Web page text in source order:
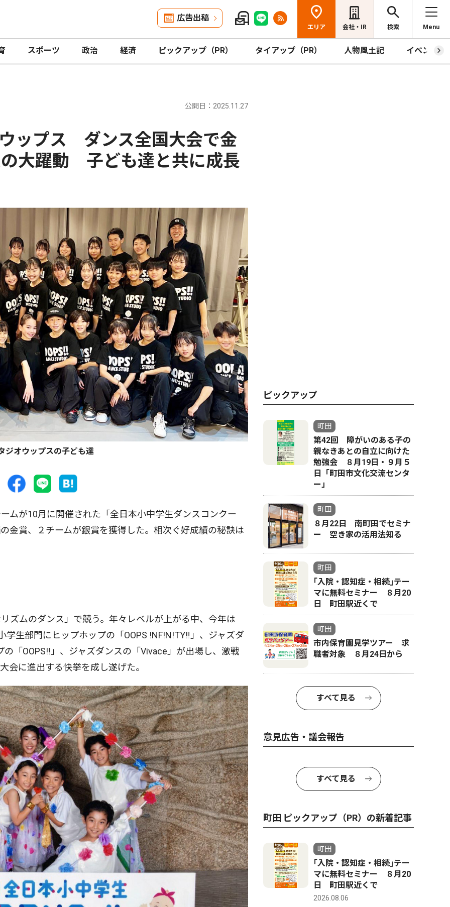
広告出稿
エリア 会社・IR 検索 Menu
スポーツ 政治 経済 ピックアップ（PR） タイアップ（PR） 人物風土記 イベント
公開日：2025.11.27
ップス ダンス全国大会で金
大躍動 子ども達と共に成長
ジオウップスの子ども達
が10月に開催された「全日本小中学生ダンスコンクー
金賞、２チームが銀賞を獲得した。相次ぐ好成績の秘訣は
ムのダンス」で競う。年々レベルが上がる中、今年は
生部門にヒップホップの「OOPS !NF!N!TY‼」、ジャズダ
「OOPS‼」、ジャズダンスの「Vivace」が出場し、激戦
会に進出する快挙を成し遂げた。
ピックアップ
町田
第42回 障がいのある子の
親なきあとの自立に向けた
勉強会 ８月19日・９月５
日「町田市文化交流センタ
ー」
町田
８月22日 南町田でセミナ
ー 空き家の活用法知る
町田
｢入院・認知症・相続｣テー
マに無料セミナー ８月20
日 町田駅近くで
町田
市内保育園見学ツアー 求
職者対象 ８月24日から
すべて見る
意見広告・議会報告
すべて見る
町田 ピックアップ（PR）の新着記事
町田
｢入院・認知症・相続｣テー
マに無料セミナー ８月20
日 町田駅近くで
2026.08.06